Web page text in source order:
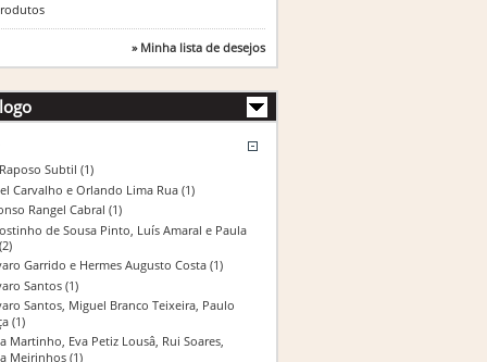
» Minha lista de desejos
Subtil (1)
Carvalho e Orlando Lima Rua (1)
Rangel Cabral (1)
de Sousa Pinto, Luís Amaral e Paula
(2)
Garrido e Hermes Augusto Costa (1)
Santos (1)
Santos, Miguel Branco Teixeira, Paulo
(1)
Martinho, Eva Petiz Lousâ, Rui Soares,
Meirinhos (1)